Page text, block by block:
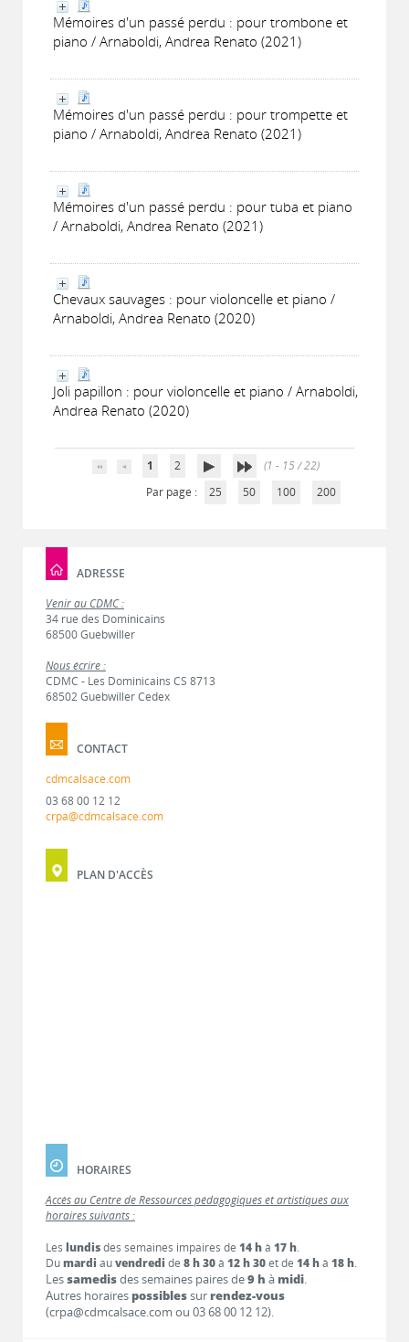
Mémoires d'un passé perdu : pour trombone et
piano / Arnaboldi, Andrea Renato (2021)
Mémoires d'un passé perdu : pour trompette et
piano / Arnaboldi, Andrea Renato (2021)
Mémoires d'un passé perdu : pour tuba et piano
/ Arnaboldi, Andrea Renato (2021)
Chevaux sauvages : pour violoncelle et piano /
Arnaboldi, Andrea Renato (2020)
Joli papillon : pour violoncelle et piano / Arnaboldi,
Andrea Renato (2020)
1 2
(1 - 15 / 22)
Par page :
25 50 100 200
ADRESSE
Venir au CDMC :
34 rue des Dominicains
68500 Guebwiller
Nous écrire :
CDMC - Les Dominicains CS 8713
68502 Guebwiller Cedex
CONTACT
cdmcalsace.com
03 68 00 12 12
crpa@cdmcalsace.com
PLAN D'ACCÈS
HORAIRES
Accès au Centre de Ressources pédagogiques et artistiques aux
horaires suivants :
Les lundisdes semaines impaires de 14 hà 17 h.
Dumardi auvendredi de 8 h 30à 12 h 30et de 14 hà 18 h.
Lessamedisdes semaines paires de9 h à midi.
Autres horaires possiblessur rendez-vous
(crpa@cdmcalsace.com ou 03 68 00 12 12).